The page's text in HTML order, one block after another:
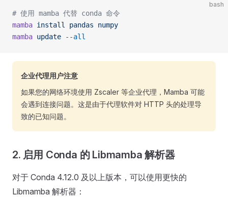
bash
# 使用 mamba 代替 conda 命令
mamba install pandas numpy
mamba update --all
企业代理用户注意
如果您的网络环境使用 Zscaler 等企业代理，Mamba 可能
会遇到连接问题。这是由于代理软件对 HTTP 头的处理导
致的已知问题。
2. 启用 Conda 的 Libmamba 解析器
对于 Conda 4.12.0 及以上版本，可以使用更快的
Libmamba 解析器：